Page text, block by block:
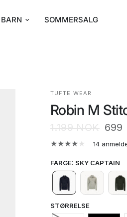
BARN SOMMERSALG
TUFTE WEAR
Robin M
1.199 NOK 699
14
FARGE: SKY CAPTAIN
STØRRELSE